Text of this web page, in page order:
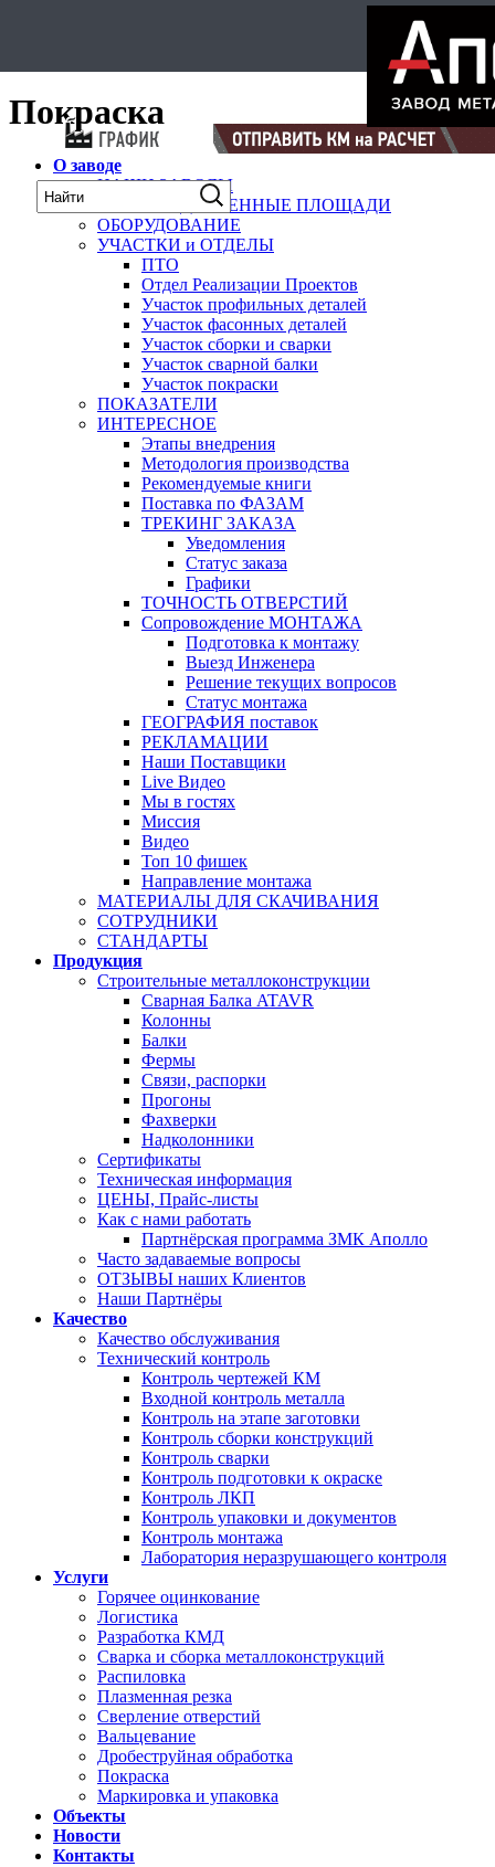
Покраска
О заводе
НАШИ ЗАВОДЫ
ПРОИЗВОДСТВЕННЫЕ ПЛОЩАДИ
ОБОРУДОВАНИЕ
УЧАСТКИ и ОТДЕЛЫ
ПТО
Отдел Реализации Проектов
Участок профильных деталей
Участок фасонных деталей
Участок сборки и сварки
Участок сварной балки
Участок покраски
ПОКАЗАТЕЛИ
ИНТЕРЕСНОЕ
Этапы внедрения
Методология производства
Рекомендуемые книги
Поставка по ФАЗАМ
ТРЕКИНГ ЗАКАЗА
Уведомления
Статус заказа
Графики
ТОЧНОСТЬ ОТВЕРСТИЙ
Сопровождение МОНТАЖА
Подготовка к монтажу
Выезд Инженера
Решение текущих вопросов
Статус монтажа
ГЕОГРАФИЯ поставок
РЕКЛАМАЦИИ
Наши Поставщики
Live Видео
Мы в гостях
Миссия
Видео
Топ 10 фишек
Направление монтажа
МАТЕРИАЛЫ ДЛЯ СКАЧИВАНИЯ
СОТРУДНИКИ
СТАНДАРТЫ
Продукция
Строительные металлоконструкции
Сварная Балка ATAVR
Колонны
Балки
Фермы
Связи, распорки
Прогоны
Фахверки
Надколонники
Сертификаты
Техническая информация
ЦЕНЫ, Прайс-листы
Как с нами работать
Партнёрская программа ЗМК Аполло
Часто задаваемые вопросы
ОТЗЫВЫ наших Клиентов
Наши Партнёры
Качество
Качество обслуживания
Технический контроль
Контроль чертежей КМ
Входной контроль металла
Контроль на этапе заготовки
Контроль сборки конструкций
Контроль сварки
Контроль подготовки к окраске
Контроль ЛКП
Контроль упаковки и документов
Контроль монтажа
Лаборатория неразрушающего контроля
Услуги
Горячее оцинкование
Логистика
Разработка КМД
Сварка и сборка металлоконструкций
Распиловка
Плазменная резка
Сверление отверстий
Вальцевание
Дробеструйная обработка
Покраска
Маркировка и упаковка
Объекты
Новости
Контакты